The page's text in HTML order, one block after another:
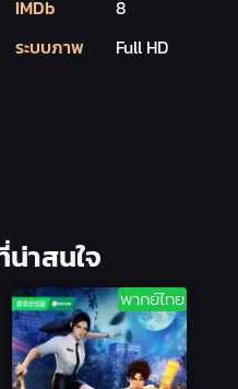
IMDb
8
ระบบภาพ
Full HD
าสนใจ
พากย์ไทย